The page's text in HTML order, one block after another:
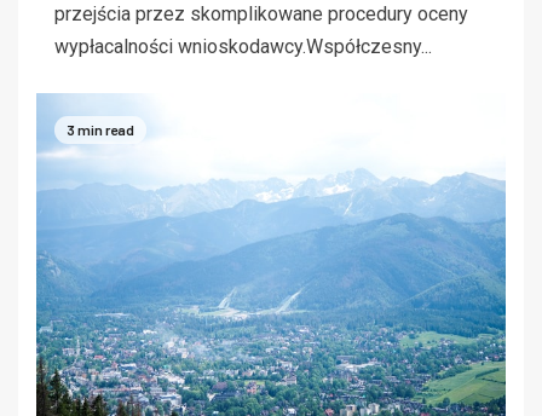
przejścia przez skomplikowane procedury oceny
wypłacalności wnioskodawcy.Współczesny...
3 min read